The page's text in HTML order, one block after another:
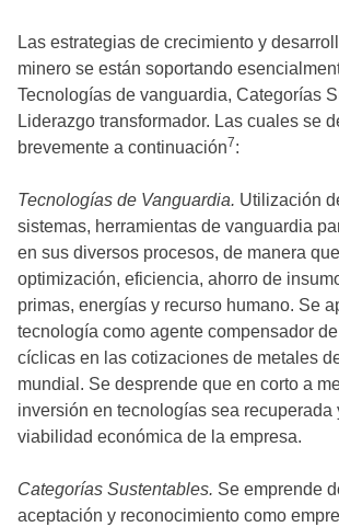
Las estrategias de crecimiento y
minero se están soportando
Tecnologías de vanguardia, Categorías
Liderazgo transformador. Las cuales se
brevemente a continuación7:
Tecnologías de Vanguardia. Utilización
sistemas, herramientas de vanguardia
en sus diversos procesos, de manera
optimización, eficiencia, ahorro de
primas, energías y recurso humano. Se
tecnología como agente compensador
cíclicas en las cotizaciones de metales
mundial. Se desprende que en corto a
inversión en tecnologías sea recuperada
viabilidad económica de la empresa.
Categorías Sustentables. Se emprende
aceptación y reconocimiento como